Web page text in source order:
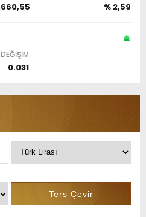
% 2,59
DEĞİŞİM
0.031